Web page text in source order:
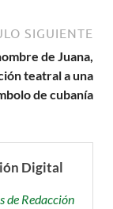
SIGUIENTE
de Juana,
teatral a una
de cubanía
Digital
de Redacción